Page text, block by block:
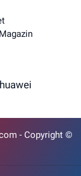
Magazin
- Copyright ©